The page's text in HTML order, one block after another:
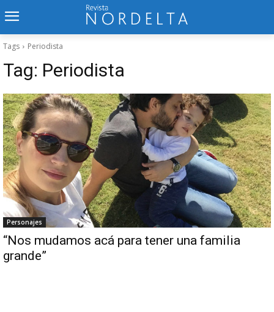
Tags Periodista
Tag: Periodista
Personajes
“Nos mudamos acá para tener una familia
grande”